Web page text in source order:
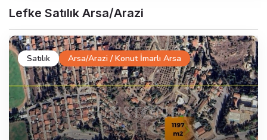
Lefke Satılık Arsa/Arazi
Satılık Arsa/Arazi / Konut İmarlı Arsa